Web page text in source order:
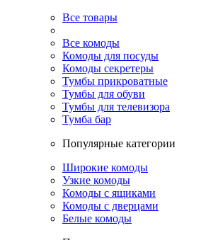
Все товары
Все комоды
Комоды для посуды
Комоды секретеры
Тумбы прикроватные
Тумбы для обуви
Тумбы для телевизора
Тумба бар
Популярные категории
Широкие комоды
Узкие комоды
Комоды с ящиками
Комоды с дверцами
Белые комоды